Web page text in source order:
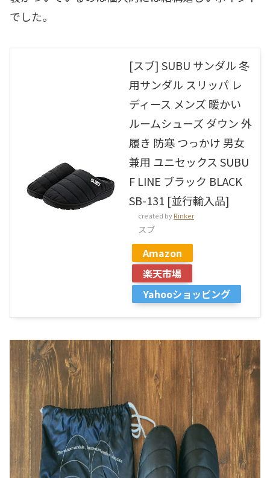
でした。
[スブ] SUBU サンダル 冬
用サンダル スリッパ レ
ディース メンズ 暖かい
ルームシューズ ダウン 外
履き 防寒 つっかけ 男女
兼用 ユニセックス SUBU
F LINE ブラック BLACK
SB-131 [並行輸入品]
created byRinker
スブ
Amazon
楽天市場
Yahooショッピング